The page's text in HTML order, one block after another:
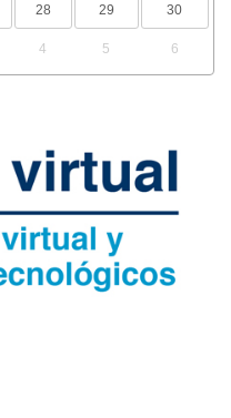
28 29 30
4 5 6